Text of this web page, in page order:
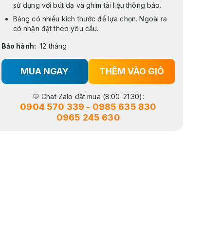
sử dụng với bút dạ và ghim tài liệu thông báo.
Bảng có nhiều kích thước để lựa chọn. Ngoài ra
có nhận đặt theo yêu cầu.
Bảo hành: 12 tháng
MUA NGAY THÊM VÀO GIỎ
💬 Chat Zalo đặt mua (8:00-21:30):
0904 570 339 - 0985 635 830
0965 245 630